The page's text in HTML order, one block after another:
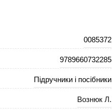
0085372
9789660732285
Підручники і посібники
Вознюк Л.